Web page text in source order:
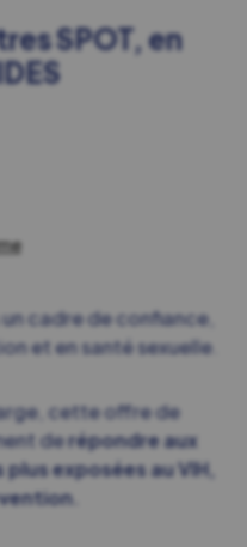
SPOT, en
cadre de confiance,
et en santé sexuelle.
cette offre de
derépondre aux
exposées au VIH,